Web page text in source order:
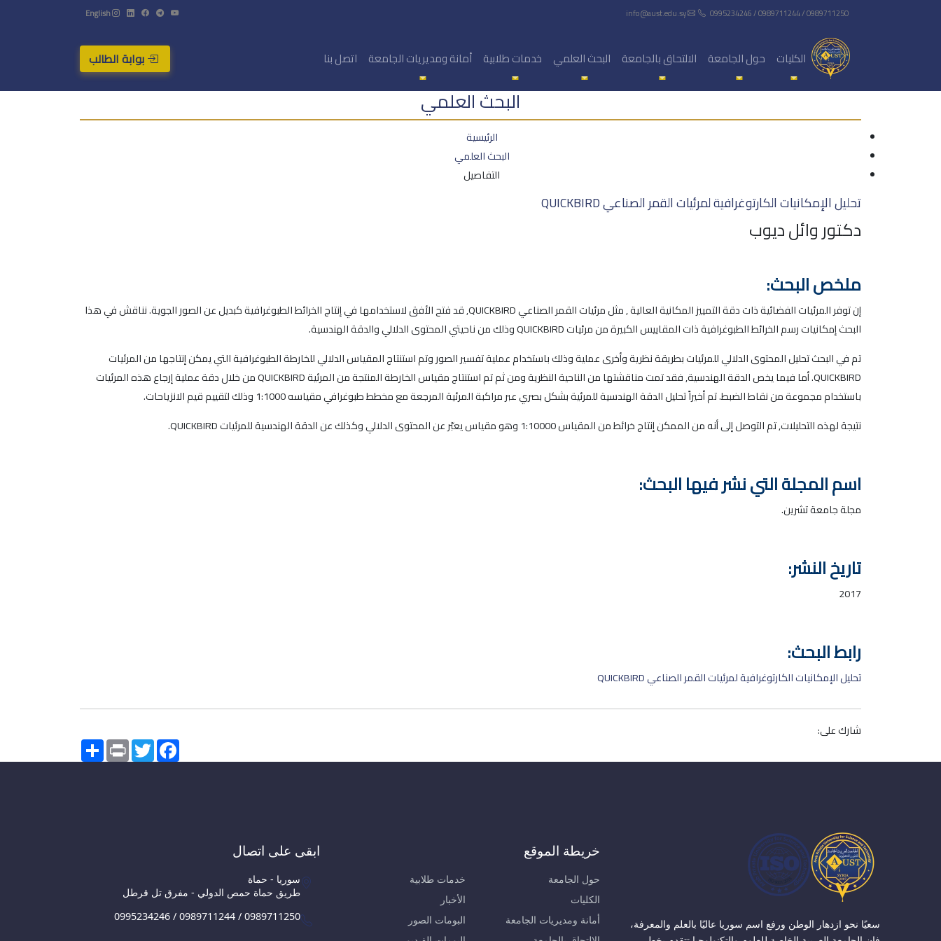
0995234246 / 0989711244 / 0989711250
English
الكليات حول الجامعة الالتحاق بالجامعة البحث العلمي خدمات طلابية أمانة ومديريات الجامعة اتصل بنا بوابة الطالب
البحث العلمي
الرئيسية
البحث العلمي
التفاصيل
تحليل الإمكانيات الكارتوغرافية لمرئيات القمر الصناعي QUICKBIRD
دكتور وائل ديوب
ملخص البحث:
إن توفر المرئيات الفضائية ذات دقة التمييز المكانية العالية , مثل مرئيات القمر الصناعي QUICKBIRD, قد فتح الأفق لاستخدامها في إنتاج الخرائط الطبوغرافية كبديل عن الصور الجوية. نناقش في هذا
البحث إمكانيات رسم الخرائط الطبوغرافية ذات المقاييس الكبيرة من مرئيات QUICKBIRD وذلك من ناحيتي المحتوى الدلالي والدقة الهندسية.
تم في البحث تحليل المحتوى الدلالي للمرئيات بطريقة نظرية وأخرى عملية وذلك باستخدام عملية تفسير الصور وتم استنتاج المقياس الدلالي للخارطة الطبوغرافية التي يمكن إنتاجها من المرئيات
QUICKBIRD. أما فيما يخص الدقة الهندسية, فقد تمت مناقشتها من الناحية النظرية ومن ثم تم استنتاج مقياس الخارطة المنتجة من المرئية QUICKBIRD من خلال دقة عملية إرجاع هذه المرئيات
باستخدام مجموعة من نقاط الضبط. تم أخيراً تحليل الدقة الهندسية للمرئية بشكل بصري عبر مراكبة المرئية المرجعة مع مخطط طبوغرافي مقياسه 1:1000 وذلك لتقييم قيم الانزياحات.
نتيجة لهذه التحليلات, تم التوصل إلى أنه من الممكن إنتاج خرائط من المقياس 1:10000 وهو مقياس يعبّر عن المحتوى الدلالي وكذلك عن الدقة الهندسية للمرئيات QUICKBIRD.
اسم المجلة التي نشر فيها البحث:
مجلة جامعة تشرين.
تاريخ النشر:
2017
رابط البحث:
تحليل الإمكانيات الكارتوغرافية لمرئيات القمر الصناعي QUICKBIRD
شارك على:
Share PrintTwitterFacebook
سعيًا نحو ازدهار الوطن ورفع اسم سوريا عاليًا بالعلم والمعرفة،
خريطة الموقع
حول الجامعة
الكليات
أمانة ومديريات الجامعة
خدمات طلابية
الأخبار
البومات الصور
ابقى على اتصال
سوريا - حماة
طريق حماة حمص الدولي - مفرق تل قرطل
0995234246 / 0989711244 / 0989711250